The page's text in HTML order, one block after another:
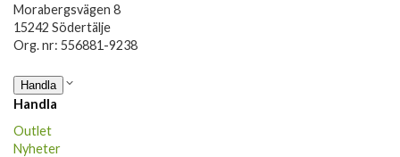
Morabergsvägen 8
15242 Södertälje
Org. nr: 556881-9238
Handla
Handla
Outlet
Nyheter